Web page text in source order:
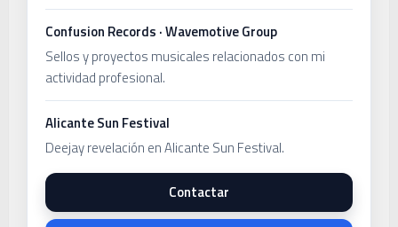
Confusion Records · Wavemotive Group
Sellos y proyectos musicales relacionados con mi
actividad profesional.
Alicante Sun Festival
Deejay revelación en Alicante Sun Festival.
Contactar